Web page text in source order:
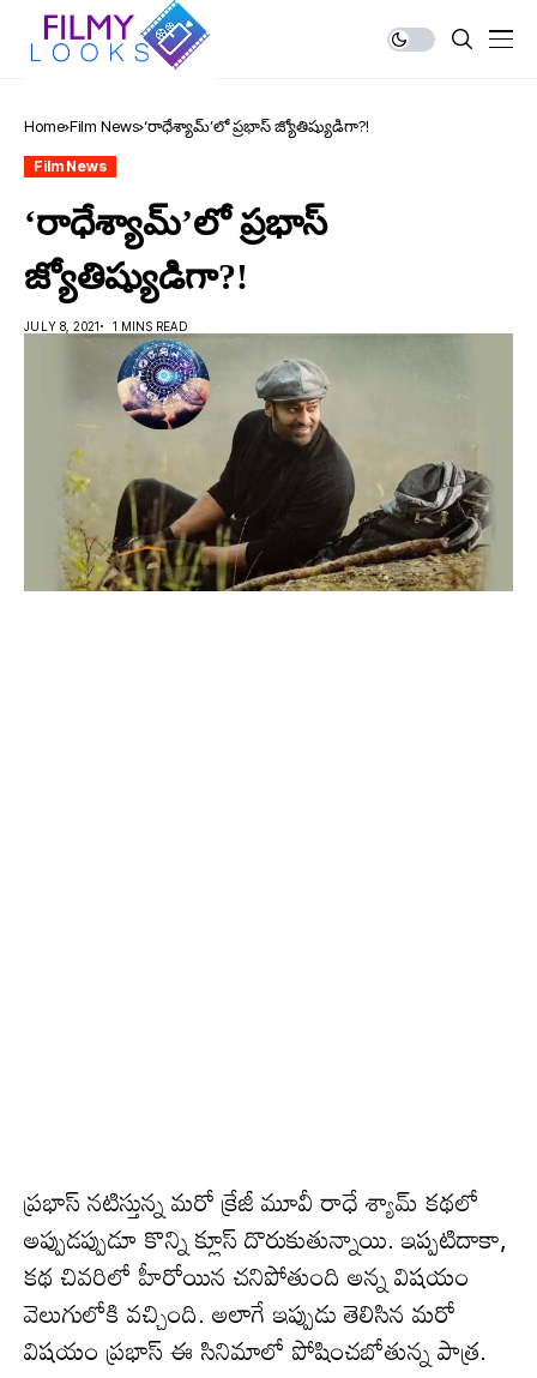
Home Film News ‘రాధేశ్యామ్’లో ప్రభాస్ జ్యోతిష్యుడిగా?!
Film News
‘రాధేశ్యామ్’లో ప్రభాస్
జ్యోతిష్యుడిగా?!
JULY 8, 2021 1 MINS READ
ప్రభాస్ నటిస్తున్న మరో క్రేజీ మూవీ రాధే శ్యామ్ కథలో
అప్పుడప్పుడూ కొన్ని క్లూస్ దొరుకుతున్నాయి. ఇప్పటిదాకా,
కథ చివరిలో హీరోయిన చనిపోతుంది అన్న విషయం
వెలుగులోకి వచ్చింది. అలాగే ఇప్పుడు తెలిసిన మరో
విషయం ప్రభాస్ ఈ సినిమాలో పోషించబోతున్న పాత్ర.